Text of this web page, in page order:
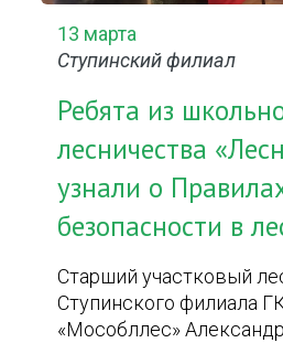
13 марта
Ступинский филиал
Ребята из
лесничества
узнали о
безопасности в
Старший участковый
Ступинского филиала
«Мособллес»